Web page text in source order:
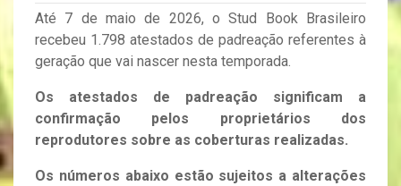
Até 7 de maio de 2026, o Stud Book Brasileiro
recebeu 1.798 atestados de padreação referentes à
geração que vai nascer nesta temporada.
Os atestados de padreação significam a
confirmação pelos proprietários dos
reprodutores sobre as coberturas realizadas.
Os números abaixo estão sujeitos a alterações